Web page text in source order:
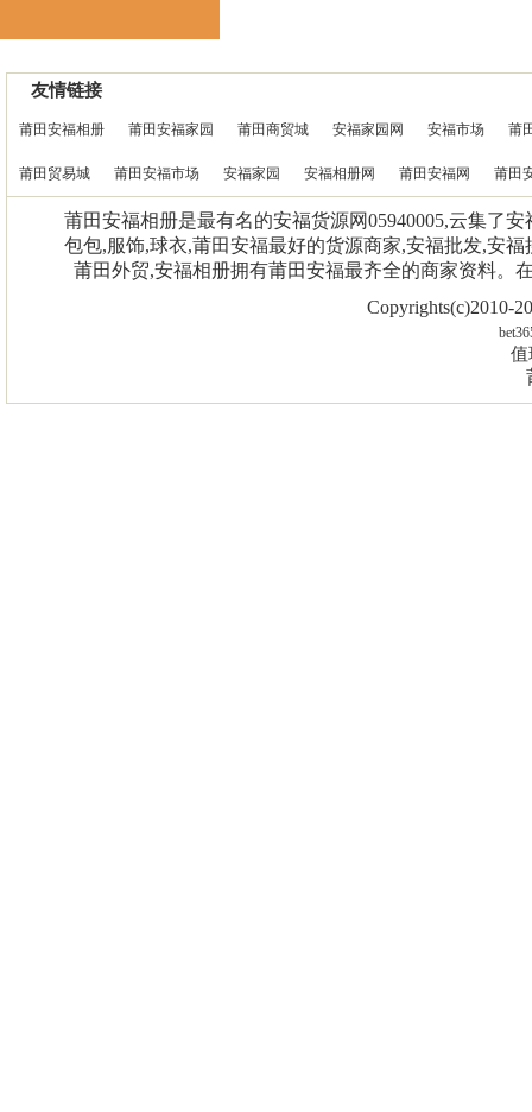
友情链接
莆田安福相册 莆田安福家园 莆田商贸城 安福家园网 安福市场 莆
莆田贸易城 莆田安福市场 安福家园 安福相册网 莆田安福网 莆田
莆田安福相册是最有名的安福货源网05940005,云集了
包包,服饰,球衣,莆田安福最好的货源商家,安福批发,安
莆田外贸,安福相册拥有莆田安福最齐全的商家资料。
Copyrights(c)2010-
值